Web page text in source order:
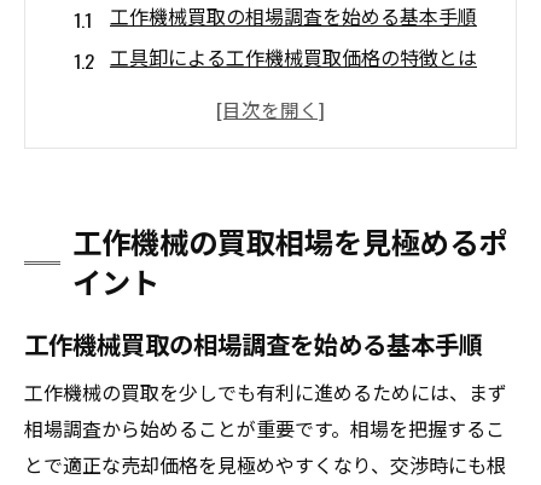
工作機械買取の相場調査を始める基本手順
工具卸による工作機械買取価格の特徴とは
査定時に重視される工作機械の価値基準
買取業者の利益構造を徹底解説
工作機械買取業者が収益を得る仕組み
工具卸と買取業者の利益の違いを解説
買取価格に反映される業者のコスト構造
利益構造から読み解く査定額の理由
再販市場が工作機械買取に与える影響
高く売るなら相場情報の比較が鍵
工作機械の買取相場を見極めるポ
イント
工作機械買取の相場調査を始める基本手順
工作機械の買取を少しでも有利に進めるためには、まず
相場調査から始めることが重要です。相場を把握するこ
とで適正な売却価格を見極めやすくなり、交渉時にも根